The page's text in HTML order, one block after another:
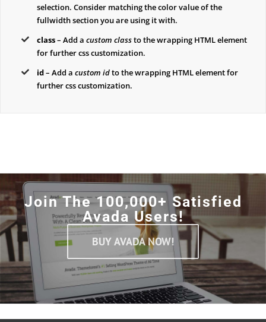
selection. Consider matching the color value of the
fullwidth section you are using it with.
class– Add acustom classto the wrapping HTML element
for further css customization.
id– Add acustom idto the wrapping HTML element for
further css customization.
Join The 100,000+ Satisfied
Avada Users!
BUY AVADA NOW!